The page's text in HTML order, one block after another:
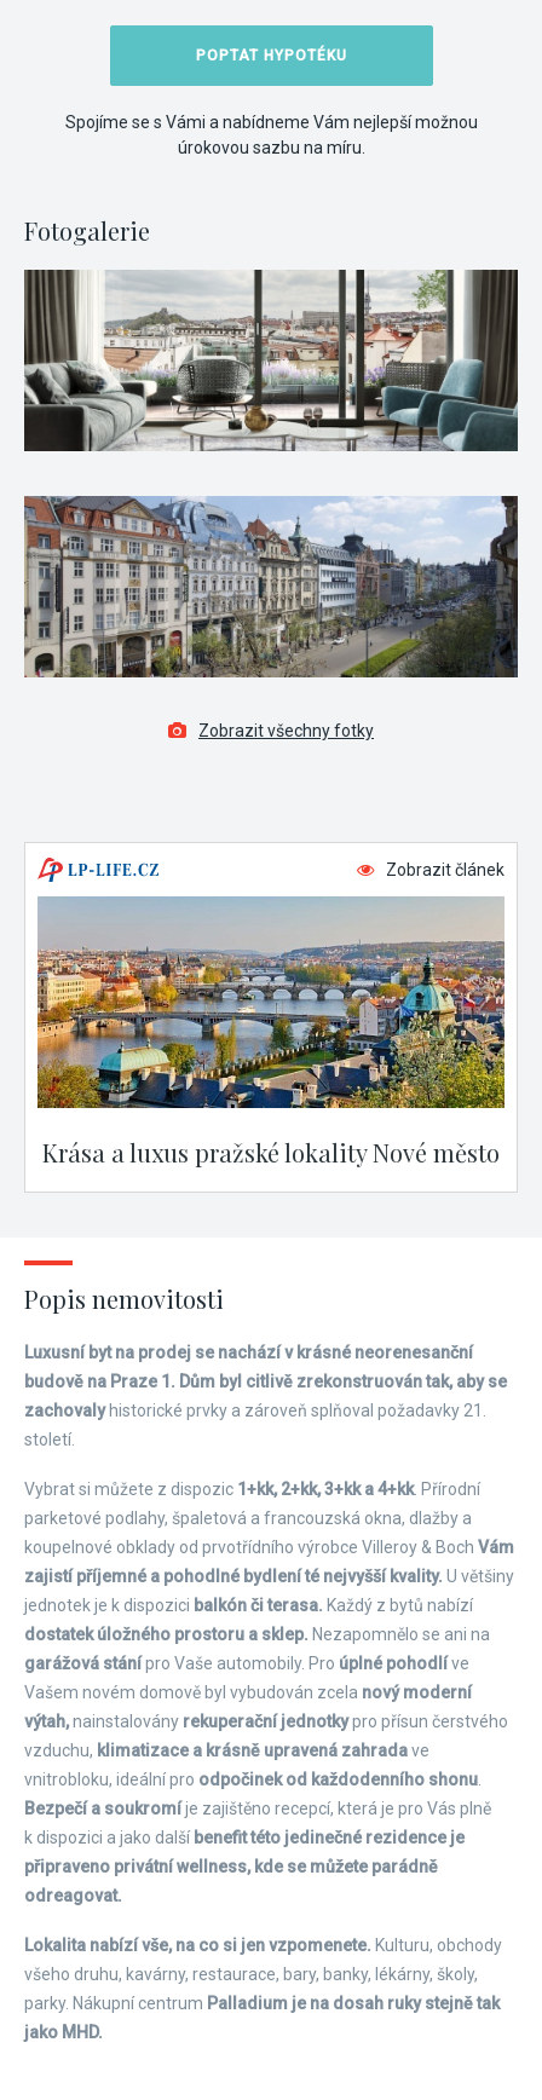
POPTAT HYPOTÉKU
Spojíme se s Vámi a nabídneme Vám nejlepší možnou
úrokovou sazbu na míru.
Fotogalerie
Zobrazit všechny fotky
Zobrazit článek
Krása a luxus pražské lokality Nové město
Popis nemovitosti
Luxusní byt na prodej se nachází v krásné neorenesanční
budově na Praze 1. Dům byl citlivě zrekonstruován tak, aby se
zachovalyhistorické prvky a zároveň splňoval požadavky 21.
století.
Vybrat si můžete z dispozic 1+kk, 2+kk, 3+kk a 4+kk. Přírodní
parketové podlahy, špaletová a francouzská okna, dlažby a
koupelnové obklady od prvotřídního výrobce Villeroy & Boch Vám
zajistí příjemné a pohodlné bydlení té nejvyšší kvality. U většiny
jednotek je k dispozici balkón či terasa. Každý z bytů nabízí
dostatek úložného prostoru a sklep. Nezapomnělo se ani na
garážová stánípro Vaše automobily. Pro úplné pohodlíve
Vašem novém domově byl vybudován zcela nový moderní
výtah,nainstalovány rekuperační jednotkypro přísun čerstvého
vzduchu, klimatizace a krásně upravená zahradave
vnitrobloku, ideální pro odpočinek od každodenního shonu
Bezpečí a soukromíje zajištěno recepcí, která je pro Vás plně
k dispozici a jako další benefit této jedinečné rezidence je
připraveno privátní wellness, kde se můžete parádně
odreagovat.
Lokalita nabízí vše, na co si jen vzpomenete. Kulturu, obchody
všeho druhu, kavárny, restaurace, bary, banky, lékárny, školy,
parky. Nákupní centrum Palladium je na dosah ruky stejně tak
jako MHD.